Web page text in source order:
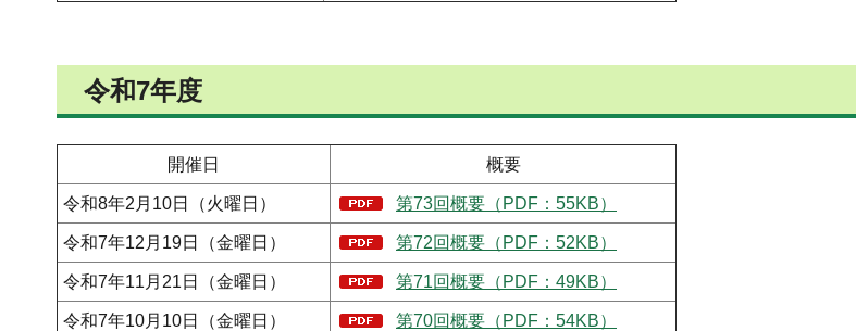
令和7年度
開催日 概要
令和8年2月10日（火曜日） 第73回概要（PDF：55KB）
令和7年12月19日（金曜日） 第72回概要（PDF：52KB）
令和7年11月21日（金曜日） 第71回概要（PDF：49KB）
令和7年10月10日（金曜日） 第70回概要（PDF：54KB）